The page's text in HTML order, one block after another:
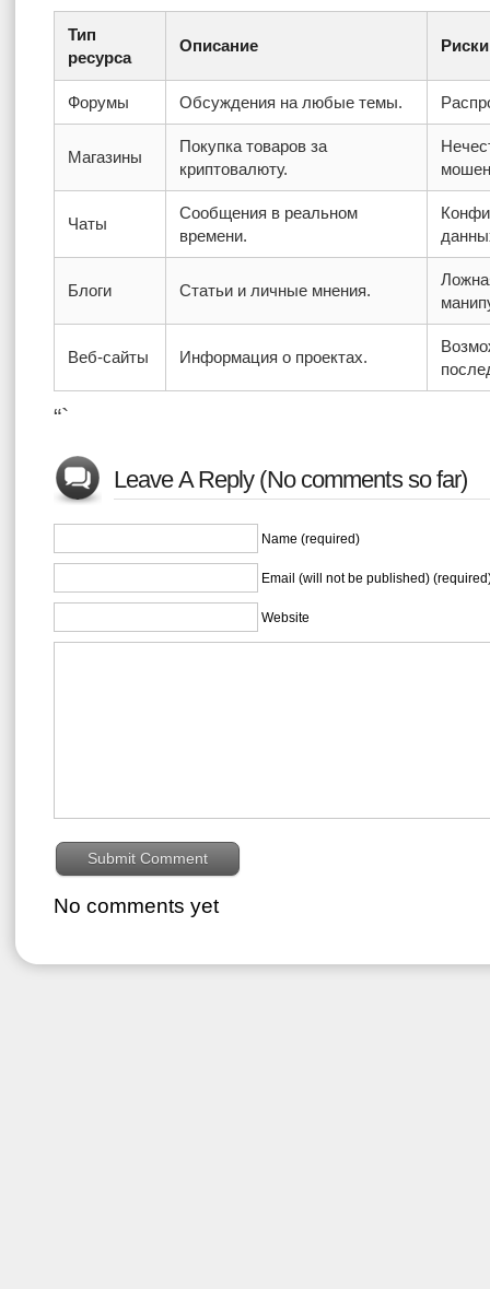
Тип
ресурса
Описание Риски
Форумы Обсуждения на любые темы.
Магазины
Покупка товаров за
криптовалюту.
Чаты
Сообщения в реальном
времени.
Блоги Статьи и личные мнения.
Веб-сайты Информация о проектах.
“`
Leave A Reply (No comments so far)
Name (required)
Email (will not be published)
Website
No comments yet